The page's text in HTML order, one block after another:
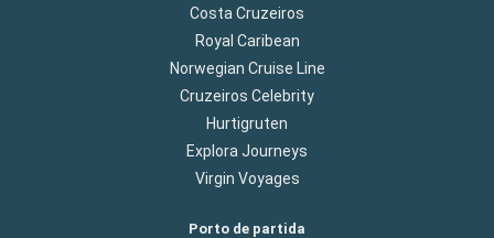
Costa Cruzeiros
Royal Caribean
Norwegian Cruise Line
Cruzeiros Celebrity
Hurtigruten
Explora Journeys
Virgin Voyages
Porto de partida